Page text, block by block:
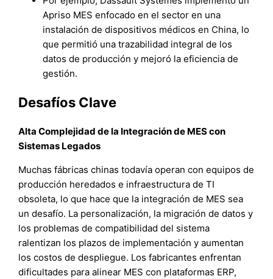
Apriso MES enfocado en el sector en una
instalación de dispositivos médicos en China, lo
que permitió una trazabilidad integral de los
datos de producción y mejoró la eficiencia de
gestión.
Desafíos Clave
Alta Complejidad de la Integración de MES con
Sistemas Legados
Muchas fábricas chinas todavía operan con equipos de
producción heredados e infraestructura de TI
obsoleta, lo que hace que la integración de MES sea
un desafío. La personalización, la migración de datos y
los problemas de compatibilidad del sistema
ralentizan los plazos de implementación y aumentan
los costos de despliegue. Los fabricantes enfrentan
dificultades para alinear MES con plataformas ERP,